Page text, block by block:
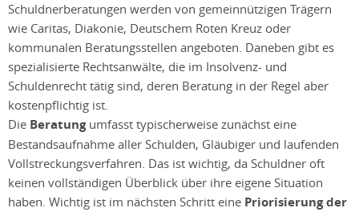
Schuldnerberatungen werden von gemeinnützigen Trägern
wie Caritas, Diakonie, Deutschem Roten Kreuz oder
kommunalen Beratungsstellen angeboten. Daneben gibt es
spezialisierte Rechtsanwälte, die im Insolvenz- und
Schuldenrecht tätig sind, deren Beratung in der Regel aber
kostenpflichtig ist.
Die Beratungumfasst typischerweise zunächst eine
Bestandsaufnahme aller Schulden, Gläubiger und laufenden
Vollstreckungsverfahren. Das ist wichtig, da Schuldner oft
keinen vollständigen Überblick über ihre eigene Situation
haben. Wichtig ist im nächsten Schritt eine Priorisierung der